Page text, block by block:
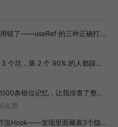
上来就用 useState？你大概率用错了——useRef 的三种正确打开方式
《React Router 受保护路由的 3 个坑，第 2 个 90% 的人都踩过》
大模型长记忆评测踩坑实录：2000条错位记忆，让我排查了整整3小时
0点赞
我重写了自己用了两年的防抖节流Hook——发现里面藏着3个隐藏bug